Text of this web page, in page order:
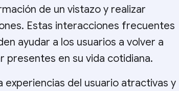
de un vistazo y realizar
Estas interacciones frecuentes
ayudar a los usuarios a volver a
presentes en su vida cotidiana.
experiencias del usuario atractivas y